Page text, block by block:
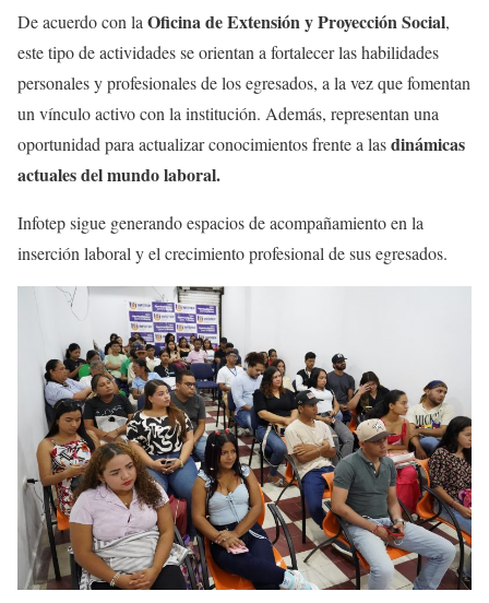
De acuerdo con laOficina de Extensión y Proyección Social,
este tipo de actividades se orientan a fortalecer las habilidades
personales y profesionales de los egresados, a la vez que fomentan
un vínculo activo con la institución. Además, representan una
oportunidad para actualizar conocimientos frente a lasdinámicas
actuales del mundo laboral.
Infotep sigue generando espacios de acompañamiento en la
inserción laboral y el crecimiento profesional de sus egresados.